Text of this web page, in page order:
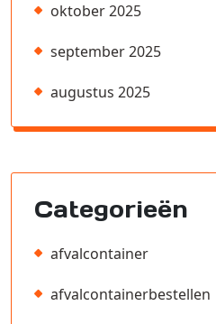
oktober 2025
september 2025
augustus 2025
Categorieën
afvalcontainer
afvalcontainerbestellen